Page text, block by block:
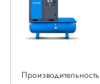
Производительность